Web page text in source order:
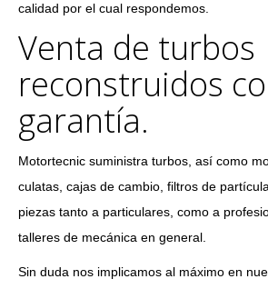
calidad por el cual respondemos.
Venta de turbos
reconstruidos
garantía.
Motortecnic suministra turbos, así como
culatas, cajas de cambio, filtros de
piezas tanto a particulares, como a
talleres de mecánica en general.
Sin duda nos implicamos al máximo en